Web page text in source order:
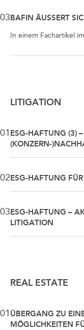
03 BAFIN ÄUSSERT
In einem Fachartikel
LITIGATION
01 ESG-HAFTUNG (3)
(KONZERN-
02 ESG-HAFTUNG
03 ESG-HAFTUNG –
LITIGATION
REAL ESTATE
01 ÜBERGANG ZU
MÖGLICHKEITEN